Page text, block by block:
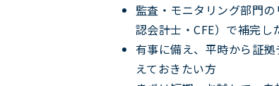
監査・モニタリング部門
認会計士・CFE）で補完し
有事に備え、平時から証
えておきたい方